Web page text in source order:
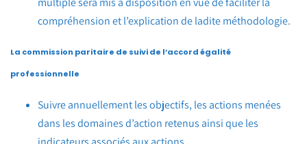
compréhension et l’explication de ladite méthodologie.
La commission paritaire de suivi de l’accord égalité
professionnelle
Suivre annuellement les objectifs, les actions menées
dans les domaines d’action retenus ainsi que les